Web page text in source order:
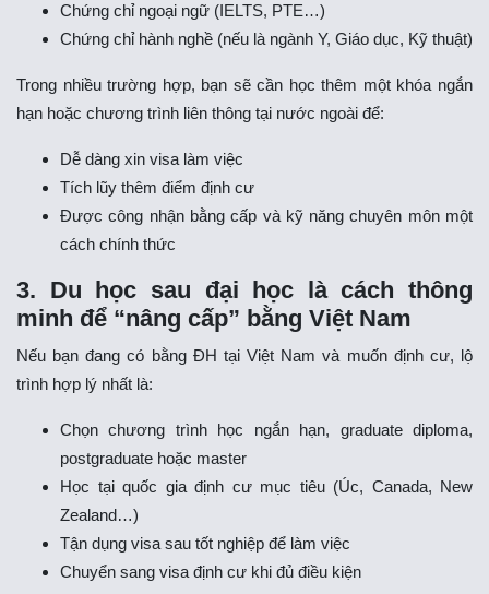
Chứng chỉ ngoại ngữ (IELTS, PTE…)
Chứng chỉ hành nghề (nếu là ngành Y, Giáo dục, Kỹ thuật)
Trong nhiều trường hợp, bạn sẽ cần học thêm một khóa ngắn
hạn hoặc chương trình liên thông tại nước ngoài để:
Dễ dàng xin visa làm việc
Tích lũy thêm điểm định cư
Được công nhận bằng cấp và kỹ năng chuyên môn một
cách chính thức
3. Du học sau đại học là cách thông
minh để “nâng cấp” bằng Việt Nam
Nếu bạn đang có bằng ĐH tại Việt Nam và muốn định cư, lộ
trình hợp lý nhất là:
Chọn chương trình học ngắn hạn, graduate diploma,
postgraduate hoặc master
Học tại quốc gia định cư mục tiêu (Úc, Canada, New
Zealand…)
Tận dụng visa sau tốt nghiệp để làm việc
Chuyển sang visa định cư khi đủ điều kiện